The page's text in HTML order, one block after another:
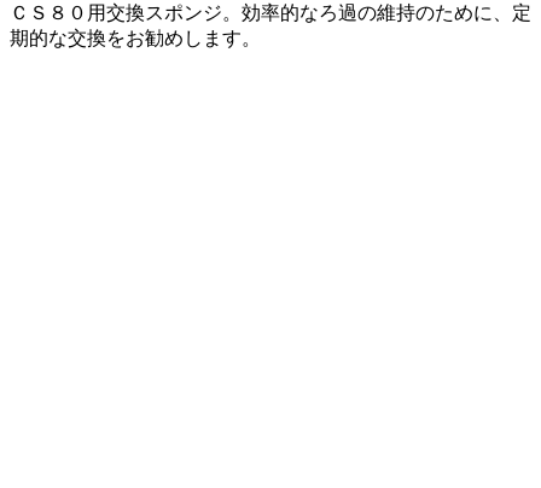
ＣＳ８０用交換スポンジ。効率的なろ過の維持のために、定
期的な交換をお勧めします。